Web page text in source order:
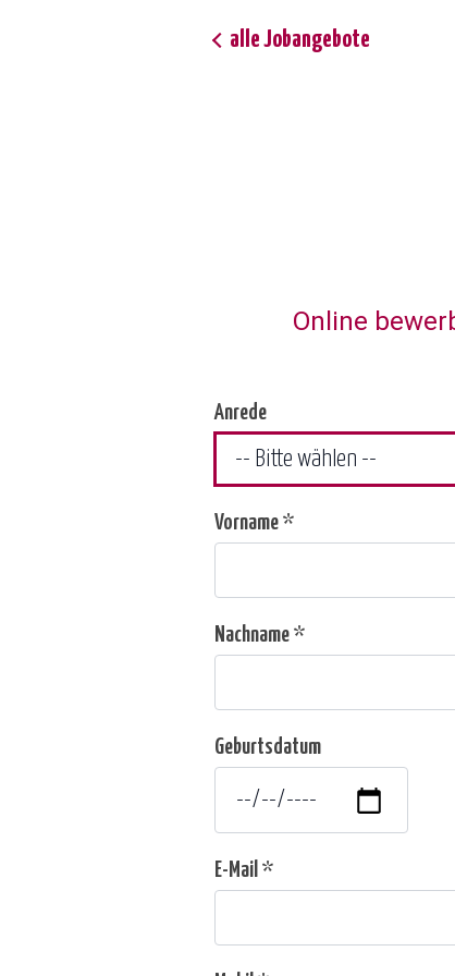
Online
alle Jobangebote
Anrede
Vorname *
Nachname *
Geburtsdatum
E-Mail *